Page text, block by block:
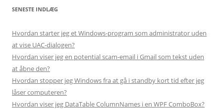
SENESTE INDLÆG
Hvordan starter jeg et Windows-program som administrator uden
at vise UAC-dialogen?
Hvordan viser jeg en potential scam-email i Gmail som tekst uden
at åbne den?
Hvordan stopper jeg Windows fra at gå i standby kort tid efter jeg
låser computeren?
Hvordan viser jeg DataTable ColumnNames i en WPF ComboBox?